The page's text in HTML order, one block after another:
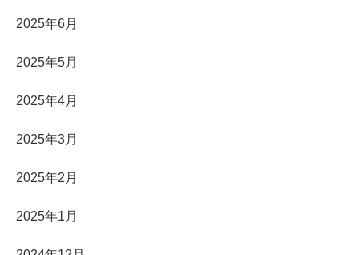
2025年6月
2025年5月
2025年4月
2025年3月
2025年2月
2025年1月